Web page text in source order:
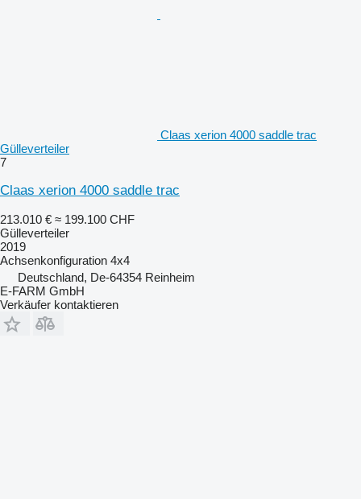
Claas xerion 4000 saddle trac
Gülleverteiler
7
Claas xerion 4000 saddle trac
213.010 € ≈ 199.100 CHF
Gülleverteiler
2019
Achsenkonfiguration 4x4
Deutschland, De-64354 Reinheim
E-FARM GmbH
Verkäufer kontaktieren